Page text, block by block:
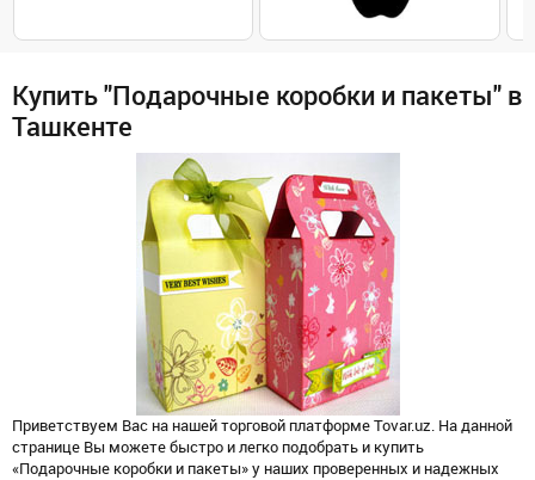
Купить "Подарочные коробки и пакеты" в
Ташкенте
Приветствуем Вас на нашей торговой платформе Tovar.uz. На данной
странице Вы можете быстро и легко подобрать и купить
«Подарочные коробки и пакеты» у наших проверенных и надежных